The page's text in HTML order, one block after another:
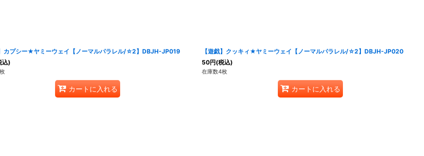
】カプシー★ヤミーウェイ【ノーマルパラレル/☆2】DBJH-JP019
込)
カートに入れる
【遊戯】クッキィ★ヤミーウェイ【ノーマルパラレル/☆2】DBJH-JP020
50円(税込)
在庫数4枚
カートに入れる